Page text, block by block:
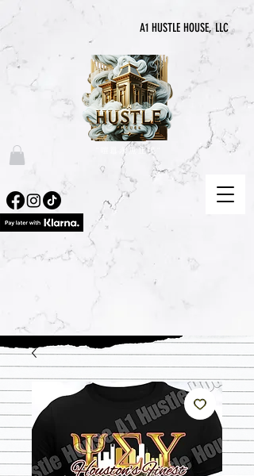
A1 HUSTLE HOUSE, LLC
“喧囂永無止境”